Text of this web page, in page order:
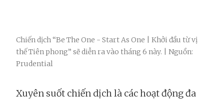
Chiến dịch “Be The One - Start As One | Khởi đầu từ vị
thế Tiên phong” sẽ diễn ra vào tháng 6 này. | Nguồn:
Prudential
Xuyên suốt chiến dịch là các hoạt động đa